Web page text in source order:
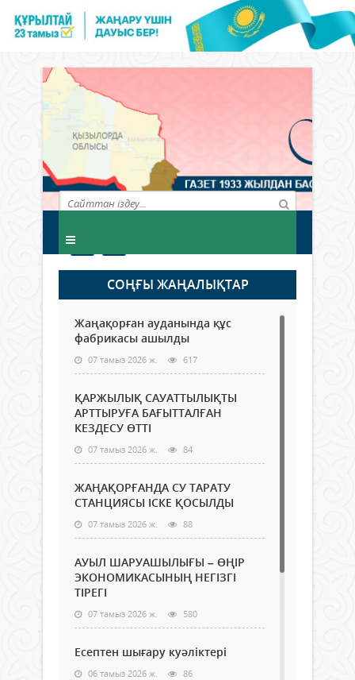
СОҢҒЫ ЖАҢАЛЫҚТАР
Жаңақорған ауданында құс
фабрикасы ашылды
07 тамыз 2026 ж. 617
ҚАРЖЫЛЫҚ САУАТТЫЛЫҚТЫ
АРТТЫРУҒА БАҒЫТТАЛҒАН
КЕЗДЕСУ ӨТТІ
07 тамыз 2026 ж. 84
ЖАҢАҚОРҒАНДА СУ ТАРАТУ
СТАНЦИЯСЫ ІСКЕ ҚОСЫЛДЫ
07 тамыз 2026 ж. 88
АУЫЛ ШАРУАШЫЛЫҒЫ – ӨҢІР
ЭКОНОМИКАСЫНЫҢ НЕГІЗГІ
ТІРЕГІ
07 тамыз 2026 ж. 580
Есептен шығару куәліктері
06 тамыз 2026 ж. 86